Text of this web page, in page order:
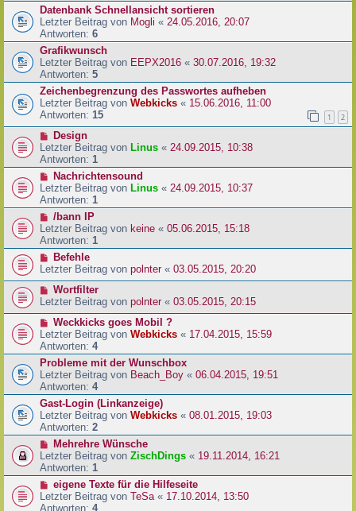
Datenbank Schnellansicht sortieren
Letzter Beitrag von Mogli « 24.05.2016, 20:07
Antworten: 6
Grafikwunsch
Letzter Beitrag von EEPX2016 « 30.07.2016, 19:32
Antworten: 5
Zeichenbegrenzung des Passwortes aufheben
Letzter Beitrag von Webkicks « 15.06.2016, 11:00
Antworten: 15 1 2
Design
Letzter Beitrag von Linus « 24.09.2015, 10:38
Antworten: 1
Nachrichtensound
Letzter Beitrag von Linus « 24.09.2015, 10:37
Antworten: 1
/bann IP
Letzter Beitrag von keine « 05.06.2015, 15:18
Antworten: 1
Befehle
Letzter Beitrag von polnter« 03.05.2015, 20:20
Wortfilter
Letzter Beitrag von polnter « 03.05.2015, 20:15
Weckkicks goes Mobil ?
Letzter Beitrag von Webkicks « 17.04.2015, 15:59
Antworten: 4
Probleme mit der Wunschbox
Letzter Beitrag von Beach_Boy « 06.04.2015, 19:51
Antworten: 4
Gast-Login (Linkanzeige)
Letzter Beitrag von Webkicks « 08.01.2015, 19:03
Antworten: 2
Mehrehre Wünsche
Letzter Beitrag von ZischDings « 19.11.2014, 16:21
Antworten: 1
eigene Texte für die Hilfeseite
Letzter Beitrag von TeSa « 17.10.2014, 13:50
Antworten: 4